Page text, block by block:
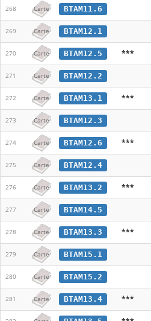
268 Carte BTAM11.6
269 Carte BTAM12.1
270 Carte BTAM12.5 ***
271 Carte BTAM12.2
272 Carte BTAM13.1 ***
273 Carte BTAM12.3
274 Carte BTAM12.6 ***
275 Carte BTAM12.4
276 Carte BTAM13.2 ***
277 Carte BTAM14.5
278 Carte BTAM13.3 ***
279 Carte BTAM15.1
280 Carte BTAM15.2
281 Carte BTAM13.4 ***